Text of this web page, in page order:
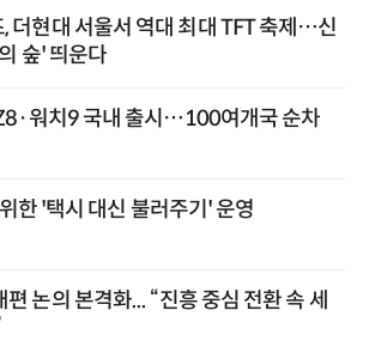
더현대 서울서 역대 최대 TFT 축제…신
숲' 띄운다
워치9 국내 출시…100여개국 순차
한 '택시 대신 불러주기' 운영
논의 본격화... “진흥 중심 전환 속 세